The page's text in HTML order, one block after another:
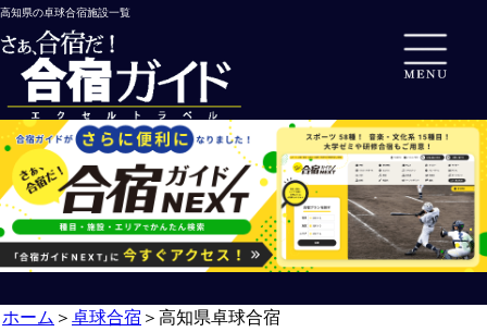
高知県の卓球合宿施設一覧
ホーム ＞ 卓球合宿 ＞ 高知県卓球合宿